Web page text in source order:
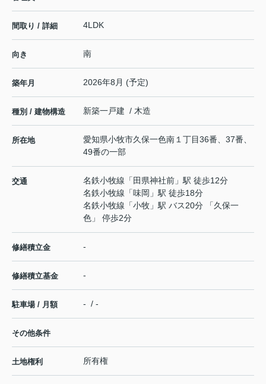
間取り / 詳細 4LDK
向き 南
築年月 2026年8月 (予定)
種別 / 建物構造 新築一戸建 / 木造
所在地 愛知県小牧市久保一色南 １丁目36番、37番、
49番の一部
交通 名鉄小牧線 「 田県神社前 」駅 徒歩12分
名鉄小牧線 「味岡 」駅 徒歩18分
名鉄小牧線 「小牧 」駅 バス20分 「久保一
色」 停歩2分
修繕積立金 -
修繕積立基金 -
駐車場 / 月額 - / -
その他条件
土地権利 所有権